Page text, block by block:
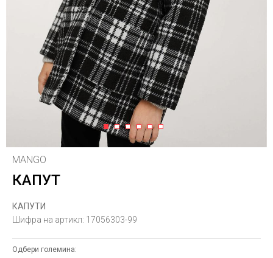
1 2 3 4 5 6
MANGO
КАПУТ
КАПУТИ
Шифра на артикл: 17056303-99
Одбери големина: